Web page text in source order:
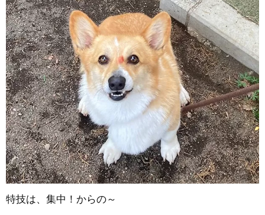
特技は、集中！からの～